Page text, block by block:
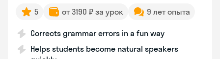
5 от 3190 ₽ за урок 9 лет опыта
Corrects grammar errors in a fun way
Helps students become natural speakers